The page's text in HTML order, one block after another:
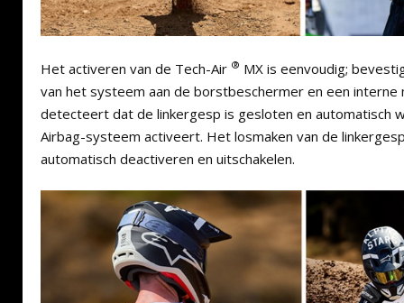
Het activeren van de Tech-Air ® MX is eenvoudig;
van het systeem aan de borstbeschermer en een interne
detecteert dat de linkergesp is gesloten en automatisch
Airbag-systeem activeert. Het losmaken van de
automatisch deactiveren en uitschakelen.